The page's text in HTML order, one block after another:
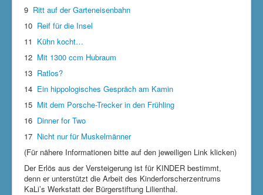
9 Ritt auf der Garteneisenbahn
10 Reif für die Insel
11 Kühn kocht…
12 Mit 1300 ccm Hubraum
13 Ratlos?
14 Ein hippologisches Gespräch am Kamin
15 Mit dem Porsche-Trecker in den Frühling
16 Dinner for Two
17 Nicht nur für Muskelmänner
(Für nähere Informationen bitte auf den jeweiligen Link klicken)
Der Erlös aus der Versteigerung ist für KINDER bestimmt,
denn er unterstützt die Arbeit des Kinderforscherzentrums
KaLi’s Werkstatt der Bürgerstiftung Lilienthal.